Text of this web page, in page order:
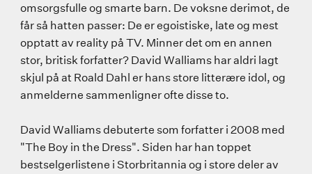
omsorgsfulle og smarte barn. De voksne derimot, de
får så hatten passer: De er egoistiske, late og mest
opptatt av reality på TV. Minner det om en annen
stor, britisk forfatter? David Walliams har aldri lagt
skjul på at Roald Dahl er hans store litterære idol, og
anmelderne sammenligner ofte disse to.
David Walliams debuterte som forfatter i 2008 med
"The Boy in the Dress". Siden har han toppet
bestselgerlistene i Storbritannia og i store deler av